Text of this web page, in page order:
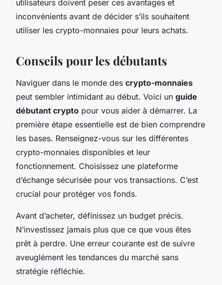
utilisateurs doivent peser ces avantages et
inconvénients avant de décider s’ils souhaitent
utiliser les crypto-monnaies pour leurs achats.
Conseils pour les débutants
Naviguer dans le monde des crypto-monnaies
peut sembler intimidant au début. Voici un guide
débutant crypto pour vous aider à démarrer. La
première étape essentielle est de bien comprendre
les bases. Renseignez-vous sur les différentes
crypto-monnaies disponibles et leur
fonctionnement. Choisissez une plateforme
d’échange sécurisée pour vos transactions. C’est
crucial pour protéger vos fonds.
Avant d’acheter, définissez un budget précis.
N’investissez jamais plus que ce que vous êtes
prêt à perdre. Une erreur courante est de suivre
aveuglément les tendances du marché sans
stratégie réfléchie.